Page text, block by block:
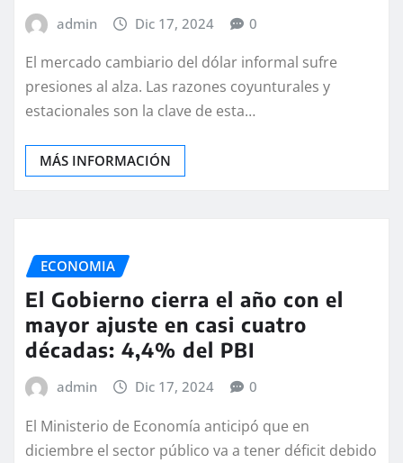
admin Dic 17, 2024 0
El mercado cambiario del dólar informal sufre
presiones al alza. Las razones coyunturales y
estacionales son la clave de esta…
MÁS INFORMACIÓN
ECONOMIA
El Gobierno cierra el año con el
mayor ajuste en casi cuatro
décadas: 4,4% del PBI
admin Dic 17, 2024 0
El Ministerio de Economía anticipó que en
diciembre el sector público va a tener déficit debido